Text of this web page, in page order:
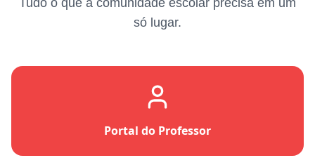
Tudo o que a comunidade escolar precisa em um
só lugar.
Portal do Professor